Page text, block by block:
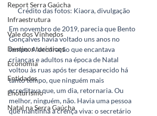
Report Serra Gaúcha
Infraestrutura
Vale dos Vinhedos
Destinos turísticos
Economia
Entidades
Enoturismo
Natal na Serra Gaúcha
Crédito das fotos: Kiaora, divulgação
Em novembro de 2019, parecia que Bento
Gonçalves havia voltado uns anos no
tempo. A decoração que encantava
crianças e adultos na época de Natal
voltou às ruas após ter desaparecido há
tanto tempo, que ninguém mais
acreditava que, um dia, retornaria. Ou
melhor, ninguém, não. Havia uma pessoa
que mantinha a crença viva: o secretário